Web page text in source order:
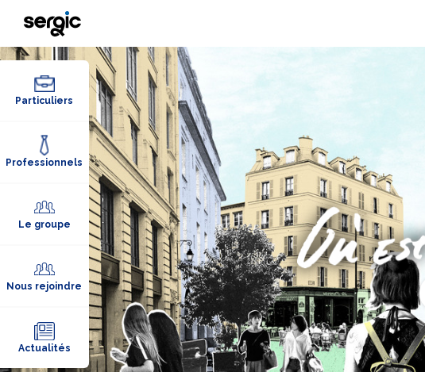
Particuliers
Professionnels
Le groupe
Nous rejoindre
Actualités